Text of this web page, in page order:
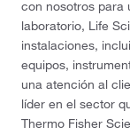
con nosotros para
laboratorio, Life
instalaciones,
equipos,
una atención al
líder en el sector
Thermo Fisher